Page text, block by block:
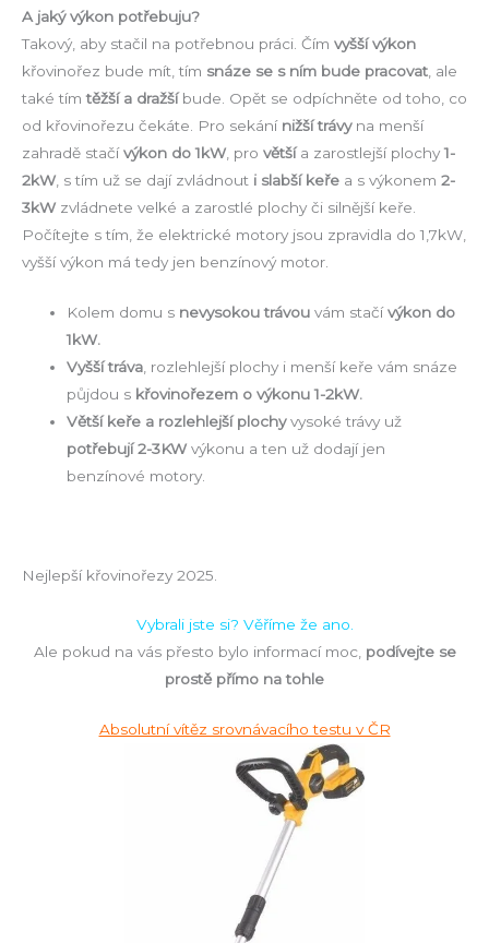
A jaký výkon potřebuju?
Takový, aby stačil na potřebnou práci. Čím vyšší výkon
křovinořez bude mít, tím snáze se s ním bude pracovat, ale
také tímtěžší a dražšíbude. Opět se odpíchněte od toho, co
od křovinořezu čekáte. Pro sekání nižší trávyna menší
zahradě stačívýkon do 1kW, pro většía zarostlejší plochy1-
2kW, s tím už se dají zvládnout i slabší keře a s výkonem 2-
3kW zvládnete velké a zarostlé plochy či silnější keře.
Počítejte s tím, že elektrické motory jsou zpravidla do 1,7kW,
vyšší výkon má tedy jen benzínový motor.
Kolem domu s nevysokou trávou vám stačívýkon do
1kW.
Vyšší tráva , rozlehlejší plochy i menší keře vám snáze
půjdou s křovinořezem o výkonu 1-2kW.
Větší keře a rozlehlejší plochyvysoké trávy už
potřebují 2-3KW výkonu a ten už dodají jen
benzínové motory.
Nejlepší křovinořezy 2025.
Vybrali jste si? Věříme že ano.
Ale pokud na vás přesto bylo informací moc, podívejte se
prostě přímo na tohle
Absolutní vítěz srovnávacího testu v ČR